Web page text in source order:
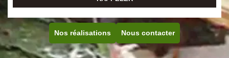
Nos réalisations Nous contacter